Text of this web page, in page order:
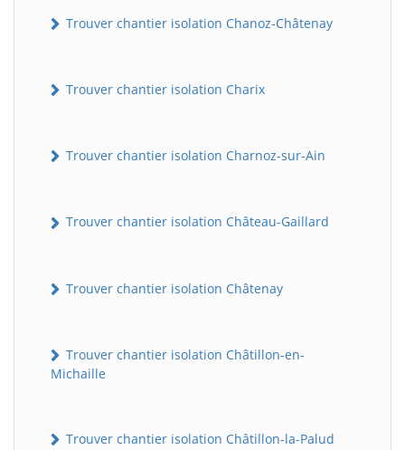
Trouver chantier isolation Chanoz-Châtenay
Trouver chantier isolation Charix
Trouver chantier isolation Charnoz-sur-Ain
Trouver chantier isolation Château-Gaillard
Trouver chantier isolation Châtenay
Trouver chantier isolation Châtillon-en-
Michaille
Trouver chantier isolation Châtillon-la-Palud